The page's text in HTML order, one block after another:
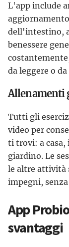
L'app include
dell'intestino,
benessere
da leggere o
Allenamenti
Tutti gli
video per
ti trovi: a
giardino. Le
le altre attività
impegni,
App
svantaggi